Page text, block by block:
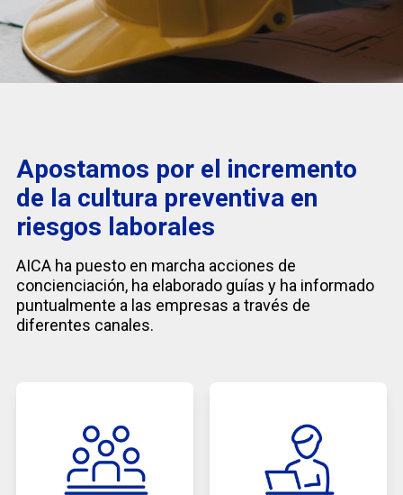
Apostamos por el incremento
de la cultura preventiva en
riesgos laborales
AICA ha puesto en marcha acciones de
concienciación, ha elaborado guías y ha informado
puntualmente a las empresas a través de
diferentes canales.